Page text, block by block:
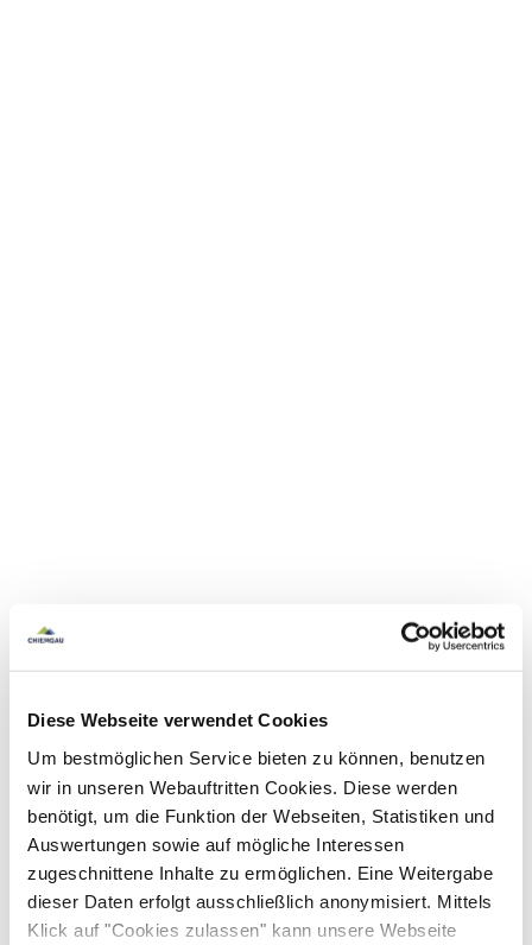
Diese Webseite verwendet Cookies
Um bestmöglichen Service bieten zu können, benutzen
wir in unseren Webauftritten Cookies. Diese werden
benötigt, um die Funktion der Webseiten, Statistiken und
Auswertungen sowie auf mögliche Interessen
zugeschnittene Inhalte zu ermöglichen. Eine Weitergabe
dieser Daten erfolgt ausschließlich anonymisiert. Mittels
Klick auf "Cookies zulassen" kann unsere Webseite